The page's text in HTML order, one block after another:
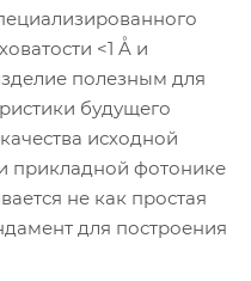
<1 Å и
полезным для
будущего
исходной
прикладной фотонике
не как простая
для построения